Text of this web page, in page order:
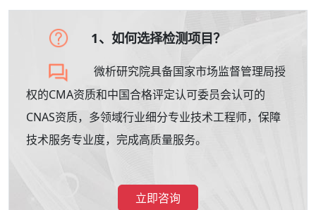
1、如何选择检测项目？
微析研究院具备国家市场监督管理局授
权的CMA资质和中国合格评定认可委员会认可的
CNAS资质，多领域行业细分专业技术工程师，保障
技术服务专业度，完成高质量服务。
立即咨询